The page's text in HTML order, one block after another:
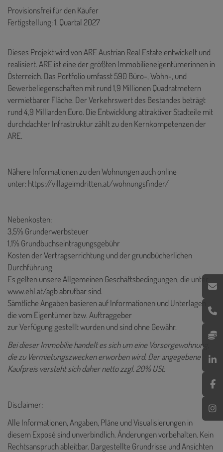
Provisionsfrei für den Käufer
Fertigstellung: 1. Quartal 2027
Dieses Projekt wird von ARE Austrian Real Estate entwickelt und
realisiert. ARE ist eine der größten Immobilieneigentümerinnen in
Österreich. Das Portfolio umfasst 590 Büro-, Wohn-, und
Gewerbeliegenschaften mit rund 1,9 Millionen Quadratmetern
vermietbarer Fläche. Der Verkehrswert des Bestandes beträgt
rund 4,9 Milliarden Euro. Die Entwicklung attraktiver Stadteile mit
durchdachter Infrastruktur zählt zu den Kernkompetenzen der
ARE.
Nähere Informationen zu den Wohnungen auch online
unter:https://villageimdritten.at/wohnungsfinder/
Nebenkosten:
3,5% Grunderwerbsteuer
1,1% Grundbuchseintragungsgebühr
Kosten der Vertragserrichtung und der grundbücherlichen
Durchführung
Es gelten unsere Allgemeinen Geschäftsbedingungen, die unter
www.ehl.at/agb abrufbar sind.
Sämtliche Angaben basieren auf Informationen und Unterlagen
die vom Eigentümer bzw. Auftraggeber
zur Verfügung gestellt wurden und sind ohne Gewähr.
Bei dieser Immobilie handelt es sich um eine Vorsorgewohnung,
die zu Vermietungszwecken erworben wird. Der angegebene
Kaufpreis versteht sich daher netto zzgl. 20% USt.
Disclaimer:
Alle Informationen, Angaben, Pläne und Visualisierungen in
diesem Exposé sind unverbindlich. Änderungen vorbehalten. Kein
Rechtsanspruch ableitbar. Dargestellte Grundrisse und Ansichten